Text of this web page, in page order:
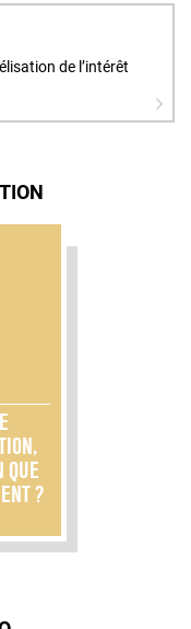
de l’intérêt
QUE
?